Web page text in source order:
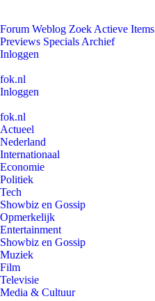
Forum Weblog Zoek Actieve Items
Previews Specials Archief
Inloggen
fok.nl
Inloggen
fok.nl
Actueel
Nederland
Internationaal
Economie
Politiek
Tech
Showbiz en Gossip
Opmerkelijk
Entertainment
Showbiz en Gossip
Muziek
Film
Televisie
Media & Cultuur